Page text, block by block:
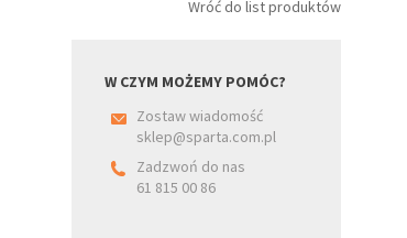
Wróć do list produktów
W CZYM MOŻEMY POMÓC?
Zostaw wiadomość
sklep@sparta.com.pl
Zadzwoń do nas
61 815 00 86